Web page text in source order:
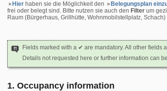
Hier haben sie die Möglichkeit den Belegungsplan
frei oder belegt sind. Bitte nutzen sie auch den Filter um
Raum (Bürgerhaus, Grillhütte, Wohnmobilstellplatz,
Fields marked with a ✔ are mandatory. All other fields
Details not requested here or further information can
1. Occupancy information